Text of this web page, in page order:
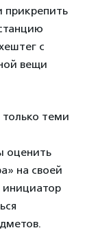
прикрепить
с
вещи
теми
оценить
на своей
инициатор